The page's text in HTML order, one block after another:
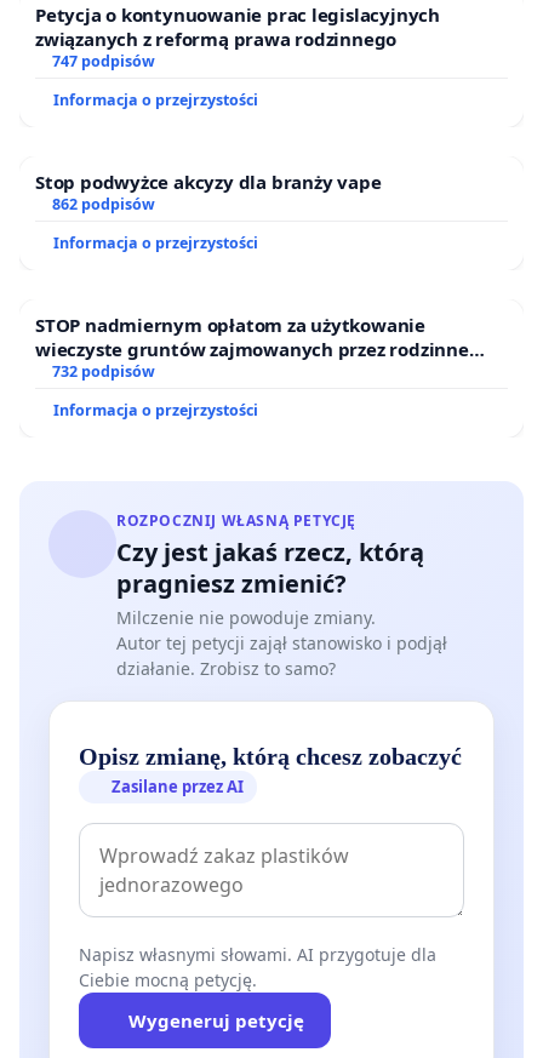
Petycja o kontynuowanie prac legislacyjnych
związanych z reformą prawa rodzinnego
747 podpisów
Informacja o przejrzystości
Stop podwyżce akcyzy dla branży vape
862 podpisów
Informacja o przejrzystości
STOP nadmiernym opłatom za użytkowanie
wieczyste gruntów zajmowanych przez rodzinne
ogrody działkowe.
732 podpisów
Informacja o przejrzystości
ROZPOCZNIJ WŁASNĄ PETYCJĘ
Czy jest jakaś rzecz, którą
pragniesz zmienić?
Milczenie nie powoduje zmiany.
Autor tej petycji zajął stanowisko i podjął
działanie. Zrobisz to samo?
Opisz zmianę, którą chcesz zobaczyć
Zasilane przez AI
Napisz własnymi słowami. AI przygotuje dla
Ciebie mocną petycję.
Wygeneruj petycję